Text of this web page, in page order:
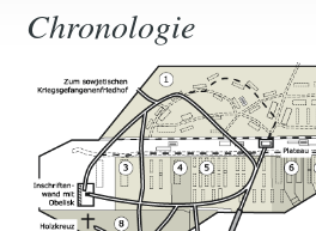
Chronologie